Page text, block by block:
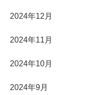
2024年12月
2024年11月
2024年10月
2024年9月